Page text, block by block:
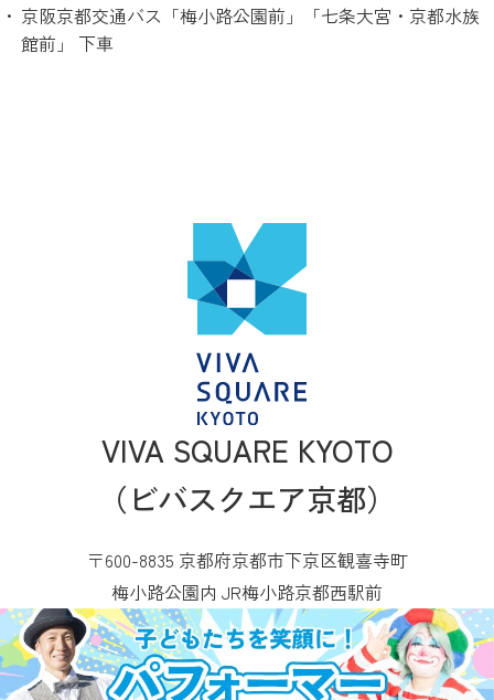
京阪京都交通バス「梅小路公園前」「七条大宮・京都水族
館前」 下車
VIVA SQUARE KYOTO
（ビバスクエア京都）
〒600-8835 京都府京都市下京区観喜寺町
梅小路公園内 JR梅小路京都西駅前